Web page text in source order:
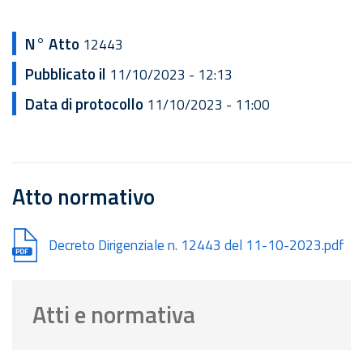
N° Atto 12443
Pubblicato il 11/10/2023 - 12:13
Data di protocollo 11/10/2023 - 11:00
Atto normativo
Document
Decreto Dirigenziale n. 12443 del 11-10-2023.pdf
Atti e normativa